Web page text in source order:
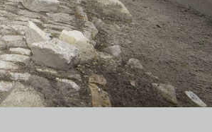
WANDERAUSSTELLUNG 'ABGEURTEILT!'